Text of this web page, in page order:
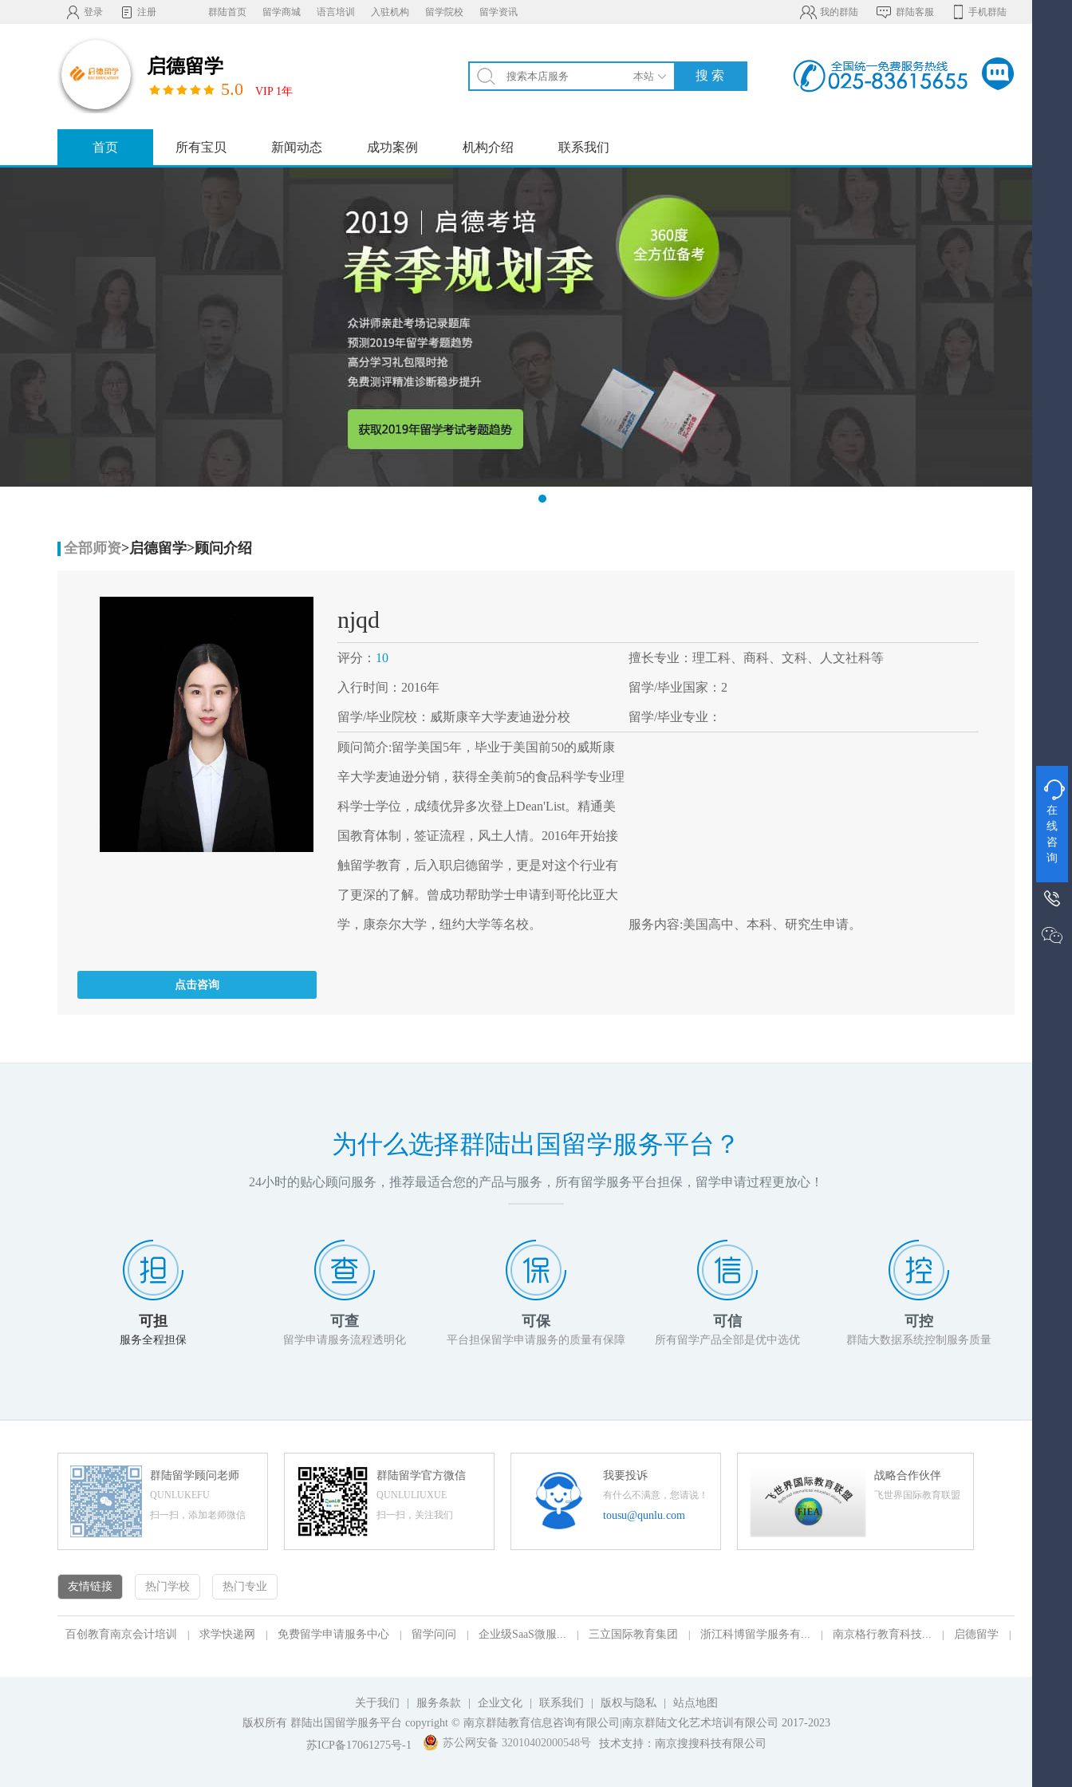
登录 注册 群陆首页 留学商城 语言培训 入驻机构 留学院校 留学资讯 我的群陆 群陆客服 手机群陆
启德留学
5.0 VIP 1年
首页 所有宝贝 新闻动态 成功案例 机构介绍 联系我们
全部师资>启德留学>顾问介绍
njqd
评分： 10 擅长专业：理工科、商科、文科、人文社科等
入行时间：2016年 留学/毕业国家：2
留学/毕业院校：威斯康辛大学麦迪逊分校 留学/毕业专业：
顾问简介:留学美国5年，毕业于美国前50的威斯康
辛大学麦迪逊分销，获得全美前5的食品科学专业理
科学士学位，成绩优异多次登上Dean'List。精通美
国教育体制，签证流程，风土人情。2016年开始接
触留学教育，后入职启德留学，更是对这个行业有
了更深的了解。曾成功帮助学士申请到哥伦比亚大
学，康奈尔大学，纽约大学等名校。 服务内容:美国高中、本科、研究生申请。
点击咨询
为什么选择群陆出国留学服务平台？
24小时的贴心顾问服务，推荐最适合您的产品与服务，所有留学服务平台担保，留学申请过程更放心！
可担
服务全程担保
可查
留学申请服务流程透明化
可保
平台担保留学申请服务的质量有保障
可信
所有留学产品全部是优中选优
可控
群陆大数据系统控制服务质量
群陆留学顾问老师
QUNLUKEFU
扫一扫，添加老师微信
群陆留学官方微信
QUNLULIUXUE
扫一扫，关注我们
我要投诉
有什么不满意，您请说！
tousu@qunlu.com
战略合作伙伴
飞世界国际教育联盟
友情链接 热门学校 热门专业
百创教育南京会计培训 求学快递网 免费留学申请服务中心 留学问问 企业级SaaS微服... 三立国际教育集团 浙江科博留学服务有... 南京格行教育科技... 启德留学
关于我们 服务条款 企业文化 联系我们 版权与隐私
站点地图
版权所有 群陆出国留学服务平台 copyright © 南京群陆教育信息咨询有限公司|南京群陆文化艺术培训有限公司 2017-2023
苏ICP备17061275号-1
苏公网安备 32010402000548号 技术支持：南京搜搜科技有限公司

在
线
咨
询

